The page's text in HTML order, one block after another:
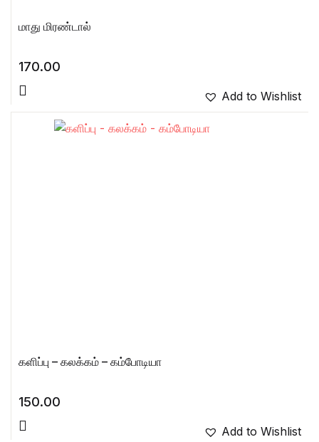
மாது மிரண்டால்
170.00
Add to Wishlist
களிப்பு – கலக்கம் – கம்போடியா
150.00
Add to Wishlist